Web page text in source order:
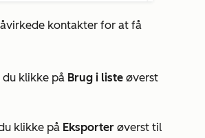
kontakter for at få
klikke på Brug i liste øverst
klikke på Eksporter øverst til